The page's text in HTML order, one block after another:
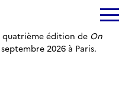
quatrième édition de On
2026 à Paris.